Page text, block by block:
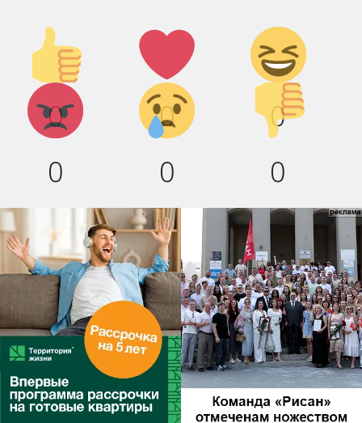
Палец
вверх!
0
Лайк!
0
Дикий
смех!
0
Агрессия!
0
Грусть :
(
0
Палец
вниз!
0